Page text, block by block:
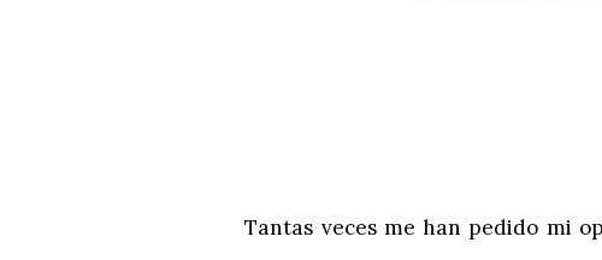
Tantas veces me han pedido mi